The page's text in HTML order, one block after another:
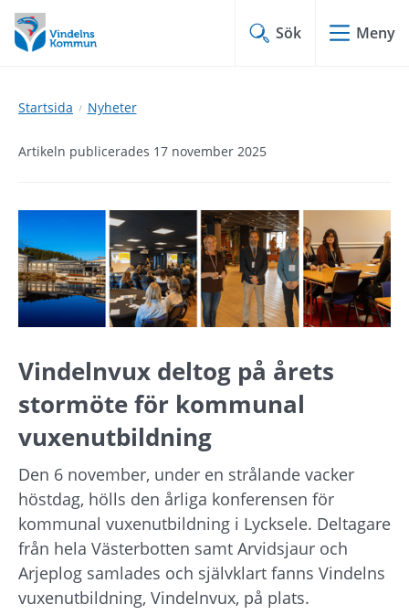
Hoppa
till
innehåll
Hoppa
till
undermeny
Sök Meny
Startsida Nyheter
Artikeln publicerades 17 november 2025
Vindelnvux deltog på årets
stormöte för kommunal
vuxenutbildning
Den 6 november, under en strålande vacker
höstdag, hölls den årliga konferensen för
kommunal vuxenutbildning i Lycksele. Deltagare
från hela Västerbotten samt Arvidsjaur och
Arjeplog samlades och självklart fanns Vindelns
vuxenutbildning, Vindelnvux, på plats.